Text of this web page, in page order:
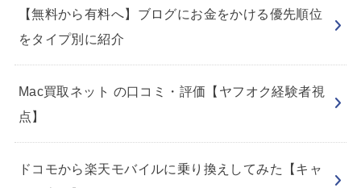
【無料から有料へ】ブログにお金をかける優先順位
をタイプ別に紹介
Mac買取ネット の口コミ・評価【ヤフオク経験者視
点】
ドコモから楽天モバイルに乗り換えしてみた【キャ